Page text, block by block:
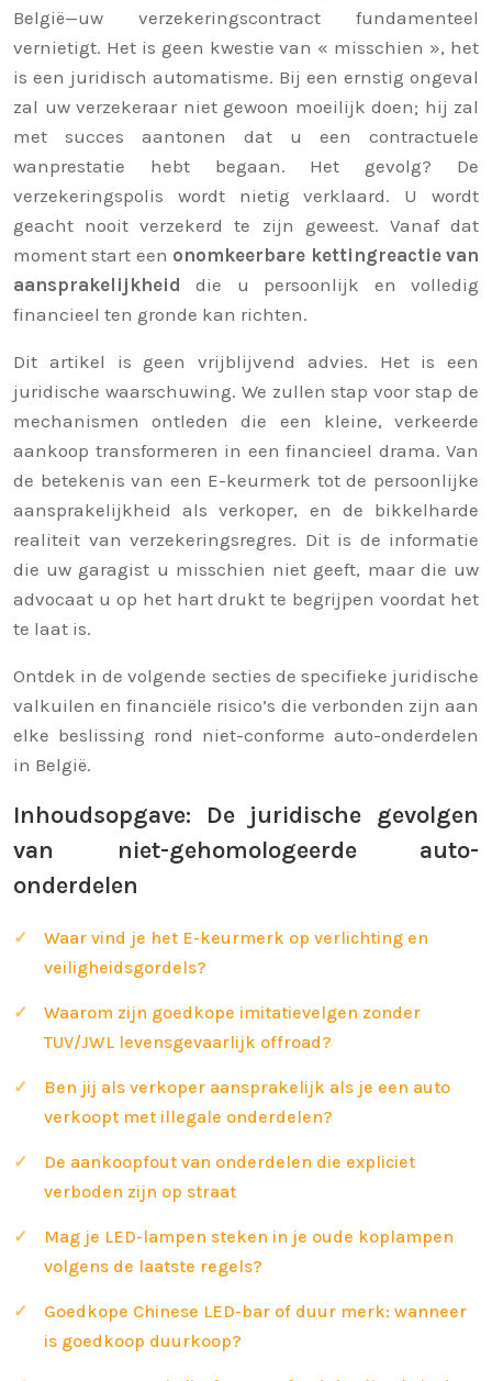
België—uw verzekeringscontract fundamenteel
vernietigt. Het is geen kwestie van « misschien », het
is een juridisch automatisme. Bij een ernstig ongeval
zal uw verzekeraar niet gewoon moeilijk doen; hij zal
met succes aantonen dat u een contractuele
wanprestatie hebt begaan. Het gevolg? De
verzekeringspolis wordt nietig verklaard. U wordt
geacht nooit verzekerd te zijn geweest. Vanaf dat
moment start een onomkeerbare kettingreactie van
aansprakelijkheid die u persoonlijk en volledig
financieel ten gronde kan richten.
Dit artikel is geen vrijblijvend advies. Het is een
juridische waarschuwing. We zullen stap voor stap de
mechanismen ontleden die een kleine, verkeerde
aankoop transformeren in een financieel drama. Van
de betekenis van een E-keurmerk tot de persoonlijke
aansprakelijkheid als verkoper, en de bikkelharde
realiteit van verzekeringsregres. Dit is de informatie
die uw garagist u misschien niet geeft, maar die uw
advocaat u op het hart drukt te begrijpen voordat het
te laat is.
Ontdek in de volgende secties de specifieke juridische
valkuilen en financiële risico’s die verbonden zijn aan
elke beslissing rond niet-conforme auto-onderdelen
in België.
Inhoudsopgave: De juridische gevolgen
van niet-gehomologeerde auto-
onderdelen
Waar vind je het E-keurmerk op verlichting en
veiligheidsgordels?
Waarom zijn goedkope imitatievelgen zonder
TUV/JWL levensgevaarlijk offroad?
Ben jij als verkoper aansprakelijk als je een auto
verkoopt met illegale onderdelen?
De aankoopfout van onderdelen die expliciet
verboden zijn op straat
Mag je LED-lampen steken in je oude koplampen
volgens de laatste regels?
Goedkope Chinese LED-bar of duur merk: wanneer
is goedkoop duurkoop?